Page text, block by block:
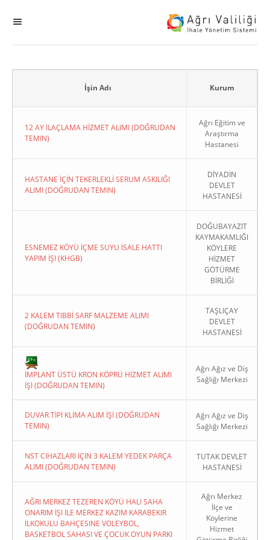
KHGB
İşin Adı Kurum
12 AY İLAÇLAMA HİZMET ALIMI (DOĞRUDAN
TEMIN)
Ağrı Eğitim ve
Araştırma
Hastanesi
HASTANE İÇİN TEKERLEKLİ SERUM ASKILIĞI
ALIMI (DOĞRUDAN TEMIN)
DİYADİN
DEVLET
HASTANESİ
ESNEMEZ KÖYÜ İÇME SUYU İSALE HATTI
YAPIM İŞI (KHGB)
DOĞUBAYAZIT
KAYMAKAMLIĞI
KÖYLERE
HİZMET
GÖTÜRME
BİRLİĞİ
2 KALEM TIBBİ SARF MALZEME ALIMI
(DOĞRUDAN TEMIN)
TAŞLIÇAY
DEVLET
HASTANESİ
İMPLANT ÜSTÜ KRON KÖPRÜ HİZMET ALIMI
İŞİ (DOĞRUDAN TEMIN)
Ağrı Ağız ve Diş
Sağlığı Merkezi
DUVAR TİPİ KLİMA ALIM İŞİ (DOĞRUDAN
TEMIN)
Ağrı Ağız ve Diş
Sağlığı Merkezi
NST CIHAZLARI İÇIN 3 KALEM YEDEK PARÇA
ALIMI (DOĞRUDAN TEMIN)
TUTAK DEVLET
HASTANESİ
AĞRI MERKEZ TEZEREN KÖYÜ HALI SAHA
ONARIM İŞI İLE MERKEZ KAZIM KARABEKIR
İLKOKULU BAHÇESINE VOLEYBOL,
BASKETBOL SAHASI VE ÇOCUK OYUN PARKI
Ağrı Merkez
İlçe ve
Köylerine
Hizmet